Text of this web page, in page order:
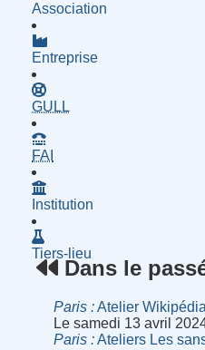
Association
Entreprise
GULL
FAI
Institution
Tiers-lieu
Dans le
Paris
Atelier
Le samedi 13 avril
Paris
Ateliers Les